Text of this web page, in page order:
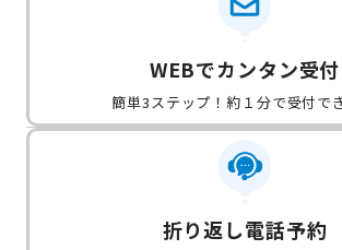
WEBでカンタン受付
簡単3ステップ！約１分で受付で
折り返し電話予約